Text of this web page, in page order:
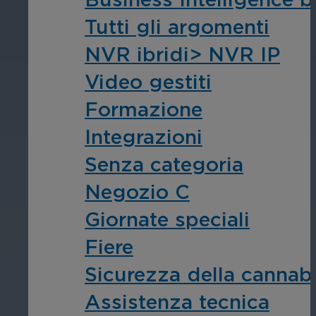
Assicura la sicurezza di scuole,
apprendimento, nel rispetto della
Ospitalità
Migliorate la sicurezza degli
della vostra struttura.
Tutti gli argomenti
NVR ibridi> NVR IP
Video gestiti
Formazione
Integrazioni
Senza categoria
Negozio C
Giornate speciali
Fiere
Sicurezza della
Assistenza tecnica